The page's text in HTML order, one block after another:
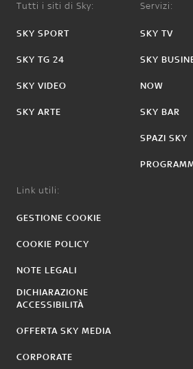
Tutti i siti di Sky:
SKY SPORT
SKY TG 24
SKY VIDEO
SKY ARTE
Servizi:
SKY TV
SKY
NOW
SKY BAR
SPAZI SKY
Link utili:
GESTIONE COOKIE
COOKIE POLICY
NOTE LEGALI
DICHIARAZIONE
ACCESSIBILITÀ
OFFERTA SKY MEDIA
CORPORATE